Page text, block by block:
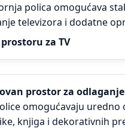
polica omogućava
televizora i dodatne
za TV
prostor za odlaganje
omogućavaju uredno
knjiga i dekorativnih